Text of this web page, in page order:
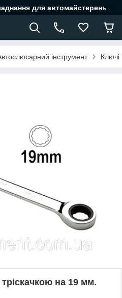
для автомайстерень
інструмент Ключі
на 19 мм.